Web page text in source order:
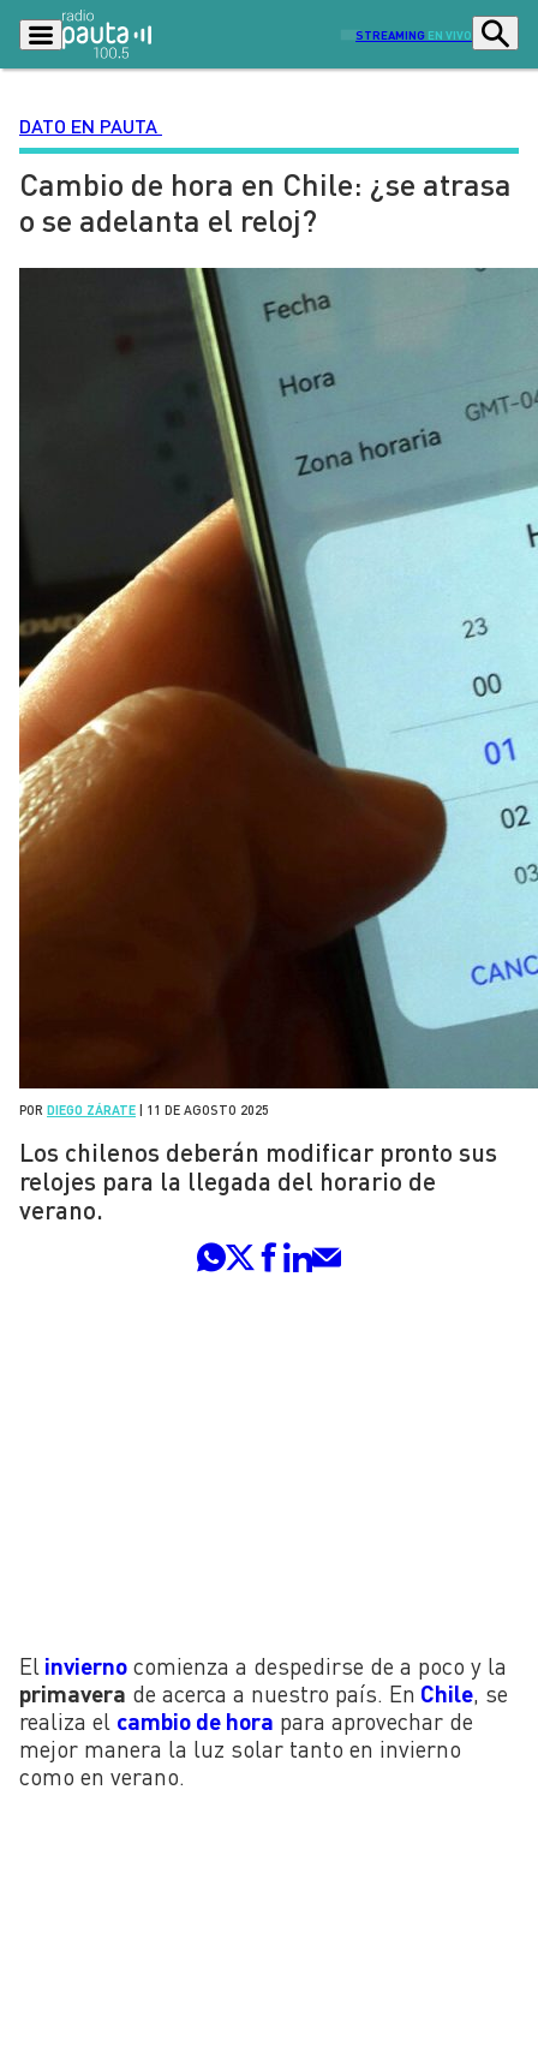
STREAMING EN VIVO
Podcasts Programas
Lo Último
Ciudad Economía
Entretención y Cultura Opinión
Contenido Patrocinado
DATO EN PAUTA
Cambio de hora en Chile: ¿se atrasa
o se adelanta el reloj?
POR DIEGO ZÁRATE 11 DE AGOSTO 2025
Los chilenos deberán modificar pronto sus
relojes para la llegada del horario de
verano.
El invierno comienza a despedirse de a poco y la
primavera de acerca a nuestro país. En Chile , se
realiza el cambio de hora para aprovechar de
mejor manera la luz solar tanto en invierno
como en verano.